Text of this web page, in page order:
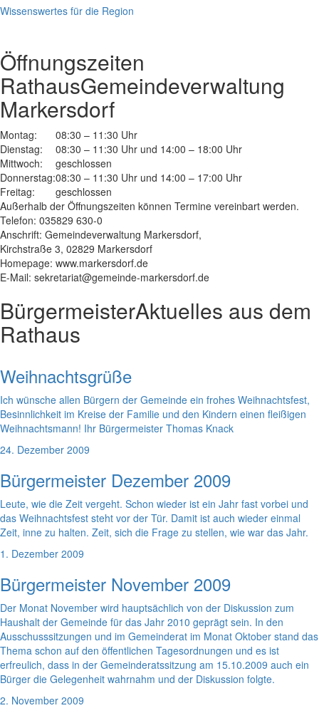
Wissenswertes für die Region
Öffnungszeiten
RathausGemeindeverwaltung
Markersdorf
Montag:
08:30 – 11:30 Uhr
Dienstag:
08:30 – 11:30 Uhr und 14:00 – 18:00 Uhr
Mittwoch:
geschlossen
Donnerstag:08:30 – 11:30 Uhr und 14:00 – 17:00 Uhr
Freitag:
geschlossen
Außerhalb der Öffnungszeiten können Termine vereinbart werden.
Telefon: 035829 630-0
Anschrift: Gemeindeverwaltung Markersdorf,
Kirchstraße 3, 02829 Markersdorf
Homepage: www.markersdorf.de
E-Mail: sekretariat@gemeinde-markersdorf.de
BürgermeisterAktuelles aus dem
Rathaus
Weihnachtsgrüße
Ich wünsche allen Bürgern der Gemeinde ein frohes Weihnachtsfest,
Besinnlichkeit im Kreise der Familie und den Kindern einen fleißigen
Weihnachtsmann! Ihr Bürgermeister Thomas Knack
24. Dezember 2009
Bürgermeister Dezember 2009
Leute, wie die Zeit vergeht. Schon wieder ist ein Jahr fast vorbei und
das Weihnachtsfest steht vor der Tür. Damit ist auch wieder einmal
Zeit, inne zu halten. Zeit, sich die Frage zu stellen, wie war das Jahr.
1. Dezember 2009
Bürgermeister November 2009
Der Monat November wird hauptsächlich von der Diskussion zum
Haushalt der Gemeinde für das Jahr 2010 geprägt sein. In den
Ausschusssitzungen und im Gemeinderat im Monat Oktober stand das
Thema schon auf den öffentlichen Tagesordnungen und es ist
erfreulich, dass in der Gemeinderatssitzung am 15.10.2009 auch ein
Bürger die Gelegenheit wahrnahm und der Diskussion folgte.
2. November 2009